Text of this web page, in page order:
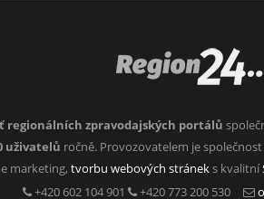
regionálních zpravodajských portálů
uživatelů ročně. Provozovatelem je společnost
marketing, tvorbu webových stráneks kvalitní
+420 602 104 901
+420 773 200 530